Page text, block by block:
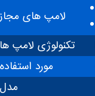
لامپ های مجاز
تکنولوژی لامپ ها
مورد استفاده
مدل